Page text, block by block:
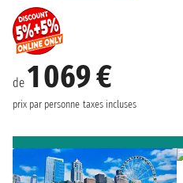
de 1 069 €
prix par personne taxes incluses